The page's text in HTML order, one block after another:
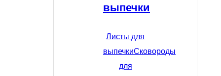
выпечки
Листы для
выпечкиСковороды
для